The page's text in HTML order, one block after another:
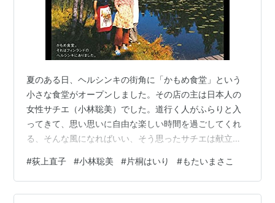
夏のある日、ヘルシンキの街角に「かもめ食堂」という
小さな食堂がオープンしました。その店の主は日本人の
女性サチエ（小林聡美）でした。道行く人がふらりと入
ってきて、思い思いに自由な楽しい時間を過ごしてくれ
る、そんな風になればいい、そう思ったサチエは献立も
にぎりになりまして。しかし、興味本位に覗く人はいま
したが、来る日も来る日も誰も来ない日が続きます。そ
れでもサチエは毎日、食器をピカピカに磨き、夕方にな
#荻上直子 #小林聡美 #片桐はいり #もたいまさこ